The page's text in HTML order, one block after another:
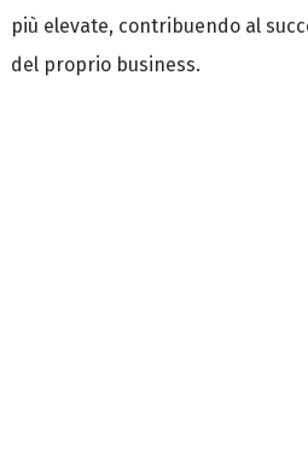
più elevate, contribuendo al
del proprio business.